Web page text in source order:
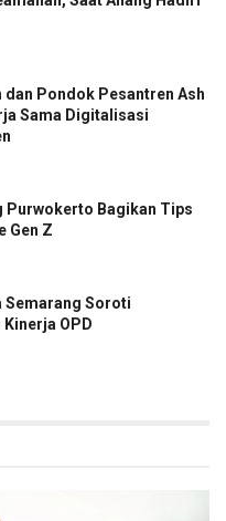
dan Pondok Pesantren Ash
Sama Digitalisasi
Purwokerto Bagikan Tips
Gen Z
Semarang Soroti
OPD